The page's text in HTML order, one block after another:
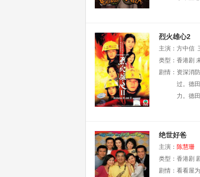
烈火雄心2
主演： 方中信
类型： 香港剧
剧情： 资深消
过。德
力。德
绝世好爸
主演： 陈慧珊
类型： 香港剧
剧情： 看看屋